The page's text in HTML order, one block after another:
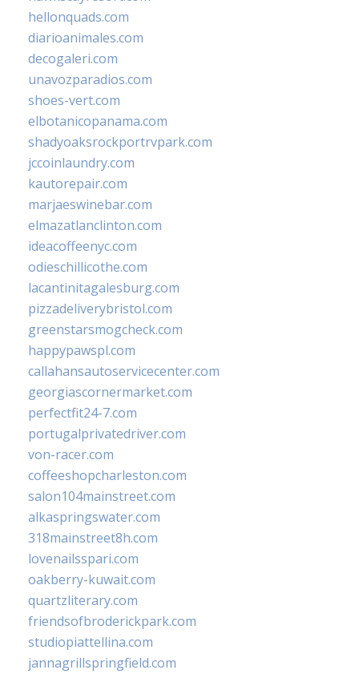
hellonquads.com
diarioanimales.com
decogaleri.com
unavozparadios.com
shoes-vert.com
elbotanicopanama.com
shadyoaksrockportrvpark.com
jccoinlaundry.com
kautorepair.com
marjaeswinebar.com
elmazatlanclinton.com
ideacoffeenyc.com
odieschillicothe.com
lacantinitagalesburg.com
pizzadeliverybristol.com
greenstarsmogcheck.com
happypawspl.com
callahansautoservicecenter.com
georgiascornermarket.com
perfectfit24-7.com
portugalprivatedriver.com
von-racer.com
coffeeshopcharleston.com
salon104mainstreet.com
alkaspringswater.com
318mainstreet8h.com
lovenailsspari.com
oakberry-kuwait.com
quartzliterary.com
friendsofbroderickpark.com
studiopiattellina.com
jannagrillspringfield.com